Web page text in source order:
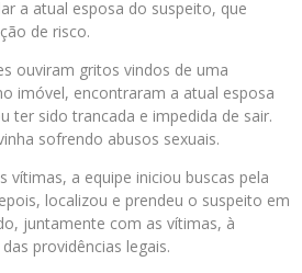
a atual esposa do suspeito, que
de risco.
ouviram gritos vindos de uma
imóvel, encontraram a atual esposa
ter sido trancada e impedida de sair.
sofrendo abusos sexuais.
vítimas, a equipe iniciou buscas pela
localizou e prendeu o suspeito em
juntamente com as vítimas, à
providências legais.